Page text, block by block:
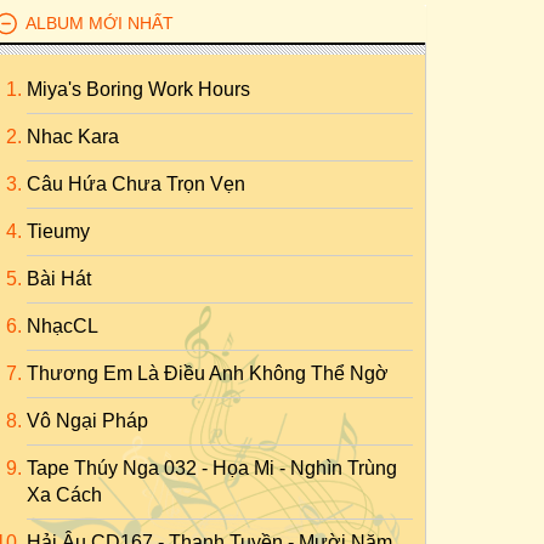
ALBUM MỚI NHẤT
Miya's Boring Work Hours
Nhac Kara
Câu Hứa Chưa Trọn Vẹn
Tieumy
Bài Hát
NhạcCL
Thương Em Là Điều Anh Không Thể Ngờ
Vô Ngại Pháp
Tape Thúy Nga 032 - Họa Mi - Nghìn Trùng
Xa Cách